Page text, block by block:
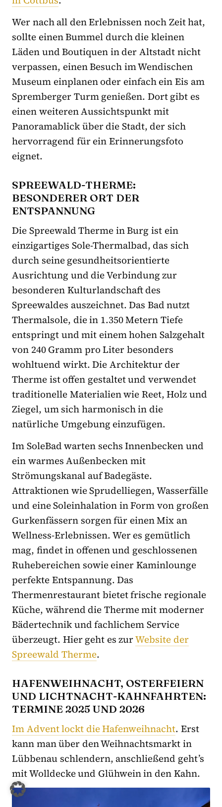
Wer nach all den Erlebnissen noch Zeit hat,
sollte einen Bummel durch die kleinen
Läden und Boutiquen in der Altstadt nicht
verpassen, einen Besuch im Wendischen
Museum einplanen oder einfach ein Eis am
Spremberger Turm genießen. Dort gibt es
einen weiteren Aussichtspunkt mit
Panoramablick über die Stadt, der sich
hervorragend für ein Erinnerungsfoto
eignet.
SPREEWALD-THERME:
BESONDERER ORT DER
ENTSPANNUNG
Die Spreewald Therme in Burg ist ein
einzigartiges Sole-Thermalbad, das sich
durch seine gesundheitsorientierte
Ausrichtung und die Verbindung zur
besonderen Kulturlandschaft des
Spreewaldes auszeichnet. Das Bad nutzt
Thermalsole, die in 1.350 Metern Tiefe
entspringt und mit einem hohen Salzgehalt
von 240 Gramm pro Liter besonders
wohltuend wirkt. Die Architektur der
Therme ist offen gestaltet und verwendet
traditionelle Materialien wie Reet, Holz und
Ziegel, um sich harmonisch in die
natürliche Umgebung einzufügen.
Im SoleBad warten sechs Innenbecken und
ein warmes Außenbecken mit
Strömungskanal auf Badegäste.
Attraktionen wie Sprudelliegen, Wasserfälle
und eine Soleinhalation in Form von großen
Gurkenfässern sorgen für einen Mix an
Wellness-Erlebnissen. Wer es gemütlich
mag, findet in offenen und geschlossenen
Ruhebereichen sowie einer Kaminlounge
perfekte Entspannung. Das
Thermenrestaurant bietet frische regionale
Küche, während die Therme mit moderner
Bädertechnik und fachlichem Service
überzeugt. Hier geht es zurWebsite der
Spreewald Therme.
HAFENWEIHNACHT, OSTERFEIERN
UND LICHTNACHT-KAHNFAHRTEN:
TERMINE 2025 UND 2026
Im Advent lockt die Hafenweihnacht. Erst
kann man über den Weihnachtsmarkt in
Lübbenau schlendern, anschließend geht’s
mit Wolldecke und Glühwein in den Kahn.